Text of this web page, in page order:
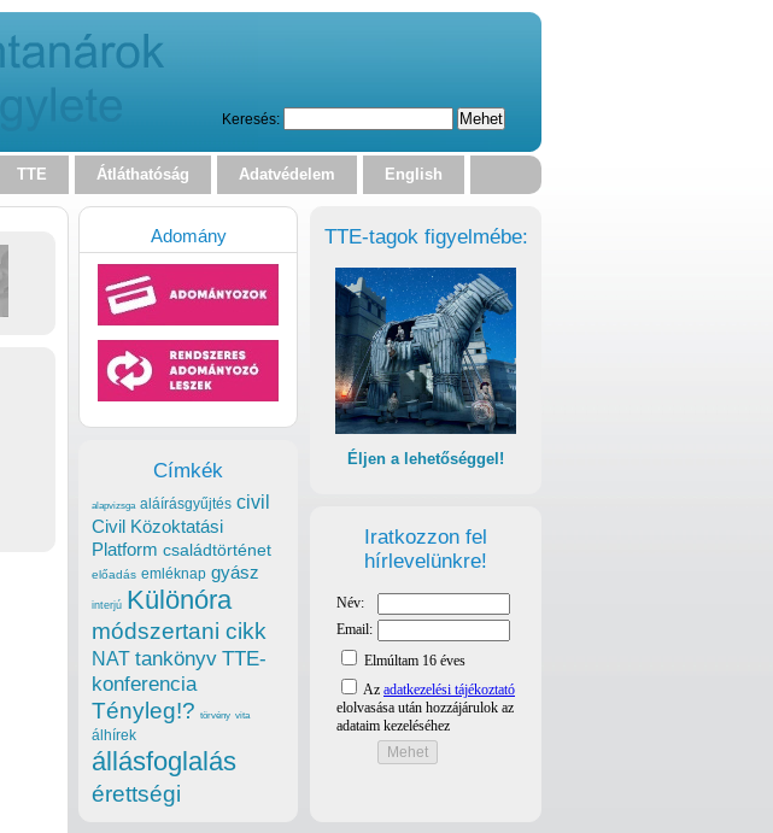
Keresés:
TTE Átláthatóság Adatvédelem English
TTE-tagok figyelmébe:
Éljen a lehetőséggel!
Iratkozzon fel
hírlevelünkre!
Adomány
Címkék
alapvizsga aláírásgyűjtés civil
Civil Közoktatási
Platform családtörténet
előadás emléknap gyász
interjú Különóra
módszertani cikk
NAT tankönyv TTE-
konferencia
Tényleg!? törvény vita
álhírek
állásfoglalás
érettségi